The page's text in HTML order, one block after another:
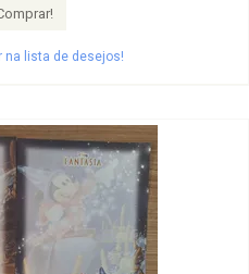
na lista de desejos!